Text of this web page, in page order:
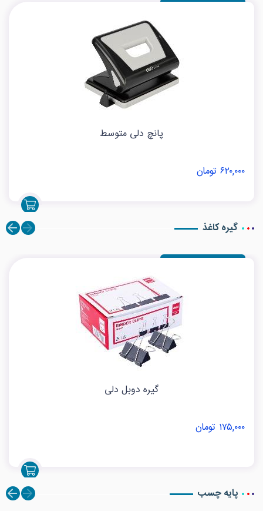
پانچ دلی متوسط
۶۲۰,۰۰۰ تومان
گیره کاغذ
گیره دوبل دلی
۱۷۵,۰۰۰ تومان
پایه چسب